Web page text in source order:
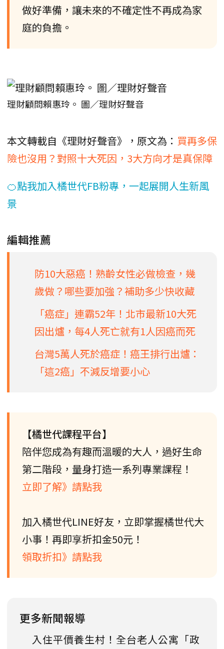
做好準備，讓未來的不確定性不再成為家
庭的負擔。
理財顧問賴惠玲。 圖／理財好聲音
本文轉載自《理財好聲音》，原文為： 買再多保
險也沒用？對照十大死因，3大方向才是真保障
🍊點我加入橘世代FB粉專，一起展開人生新風
景
編輯推薦
防10大惡癌！熟齡女性必做檢查，幾
歲做？哪些要加強？補助多少快收藏
「癌症」連霸52年！北市最新10大死
因出爐，每4人死亡就有1人因癌而死
台灣5萬人死於癌症！癌王排行出爐：
「這2癌」不減反增要小心
【橘世代課程平台】
陪伴您成為有趣而溫暖的大人，過好生命
第二階段，量身打造一系列專業課程！
立即了解》請點我
加入橘世代LINE好友，立即掌握橘世代大
小事！再即享折扣金50元！
領取折扣》請點我
更多新聞報導
入住平價養生村！全台老人公寓「政